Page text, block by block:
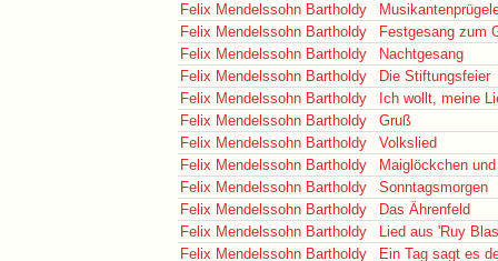
Felix Mendelssohn Bartholdy
Felix Mendelssohn Bartholdy
Festgesang zum
Felix Mendelssohn Bartholdy
Nachtgesang
Felix Mendelssohn Bartholdy
Die Stiftungsfeier
Felix Mendelssohn Bartholdy
Ich wollt, meine
Felix Mendelssohn Bartholdy
Gruß
Felix Mendelssohn Bartholdy
Volkslied
Felix Mendelssohn Bartholdy
Maiglöckchen
Felix Mendelssohn Bartholdy
Sonntagsmorgen
Felix Mendelssohn Bartholdy
Das Ährenfeld
Felix Mendelssohn Bartholdy
Lied aus 'Ruy
Felix Mendelssohn Bartholdy
Ein Tag sagt es